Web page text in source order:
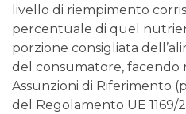
livello di riempimento
percentuale di quel
porzione consigliata
del consumatore, facendo
Assunzioni di Riferimento
del Regolamento UE 1169/